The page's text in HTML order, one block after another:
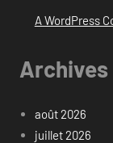
A WordPress
Archives
août 2026
juillet 2026